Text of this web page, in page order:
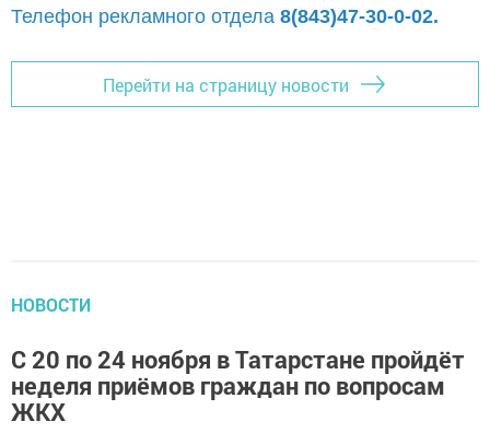
Телефон рекламного отдела 8(843)47-30-0-02.
Перейти на страницу новости
НОВОСТИ
С 20 по 24 ноября в Татарстане пройдёт
неделя приёмов граждан по вопросам
ЖКХ